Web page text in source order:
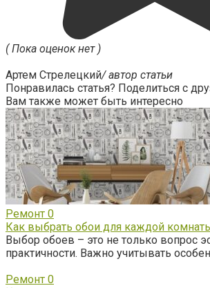
( Пока оценок нет )
Артем Стрелецкий/ автор статьи
Понравилась статья? Поделиться с
Вам также может быть интересно
Ремонт 0
Как выбрать обои для каждой
Выбор обоев – это не только вопрос
практичности. Важно учитывать
Ремонт 0